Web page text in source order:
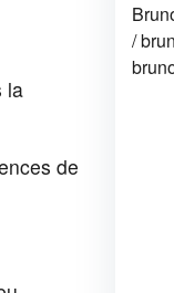
la
de
/